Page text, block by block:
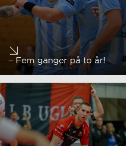
– Fem ganger på to år!